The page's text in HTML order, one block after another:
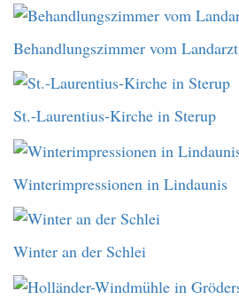
Behandlungszimmer vom Landarzt
St.-Laurentius-Kirche in Sterup
Winterimpressionen in Lindaunis
Winter an der Schlei